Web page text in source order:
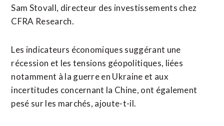
Sam Stovall, directeur des investissements chez
CFRA Research.
Les indicateurs économiques suggérant une
récession et les tensions géopolitiques, liées
notamment à la guerre en Ukraine et aux
incertitudes concernant la Chine, ont également
pesé sur les marchés, ajoute-t-il.